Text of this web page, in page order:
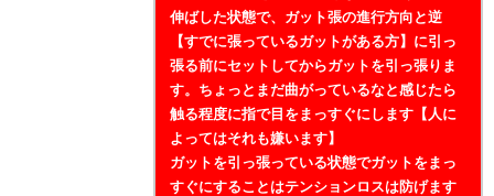
伸ばした状態で、ガット張の進行方向と逆
【すでに張っているガットがある方】に引っ
張る前にセットしてからガットを引っ張りま
す。ちょっとまだ曲がっているなと感じたら
触る程度に指で目をまっすぐにします【人に
よってはそれも嫌います】
ガットを引っ張っている状態でガットをまっ
すぐにすることはテンションロスは防げます